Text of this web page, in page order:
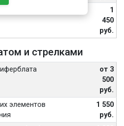
1
450
руб.
и стрелками
от 3
500
руб.
элементов
1 550
руб.